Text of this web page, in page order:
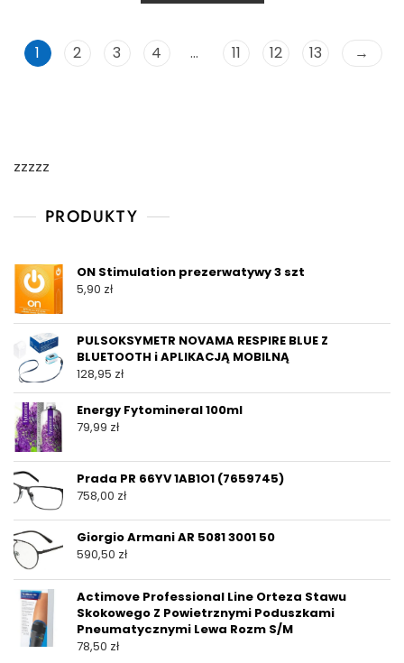
1 2 3 4 … 11 12 13 →
zzzzz
PRODUKTY
ON Stimulation prezerwatywy 3 szt
5,90 zł
PULSOKSYMETR NOVAMA RESPIRE BLUE Z
BLUETOOTH i APLIKACJĄ MOBILNĄ
128,95 zł
Energy Fytomineral 100ml
79,99 zł
Prada PR 66YV 1AB1O1 (7659745)
758,00 zł
Giorgio Armani AR 5081 3001 50
590,50 zł
Actimove Professional Line Orteza Stawu
Skokowego Z Powietrznymi Poduszkami
Pneumatycznymi Lewa Rozm S/M
78,50 zł